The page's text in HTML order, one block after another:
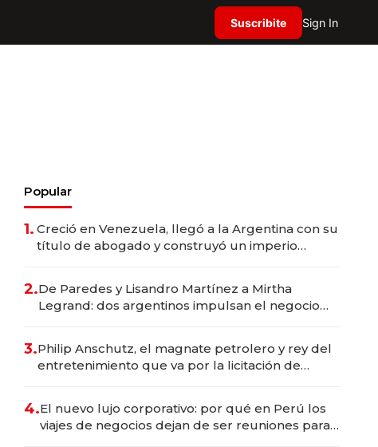
Suscribite Sign In
Popular
1. Creció en Venezuela, llegó a la Argentina con su
título de abogado y construyó un imperio
2.De Paredes y Lisandro Martínez a Mirtha
Legrand: dos argentinos impulsan el negocio
3.Philip Anschutz, el magnate petrolero y rey del
entretenimiento que va por la licitación de
4.El nuevo lujo corporativo: por qué en Perú los
viajes de negocios dejan de ser reuniones para